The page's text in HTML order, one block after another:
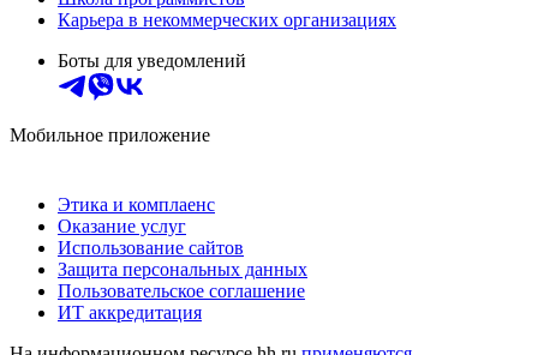
Карьера в некоммерческих организациях
Боты для уведомлений
Мобильное приложение
Этика и комплаенс
Оказание услуг
Использование сайтов
Защита персональных данных
Пользовательское соглашение
ИТ аккредитация